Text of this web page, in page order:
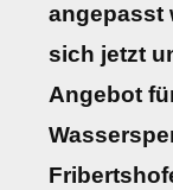
angepasst
sich jetzt
Angebot